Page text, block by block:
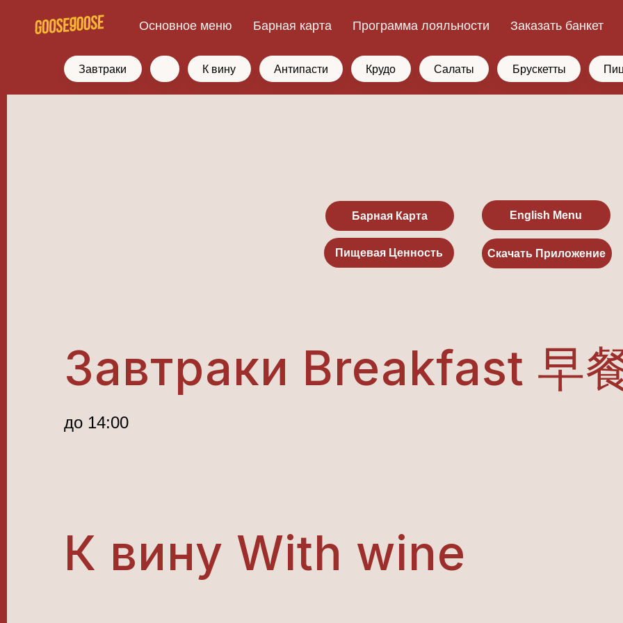
Основное меню Барная карта Программа лояльности Заказать банкет
Завтраки К вину Антипасти Крудо Салаты Брускетты
Пищевая Ценность Скачать Приложение
Барная Карта English Menu
Завтраки Breakfast 早
до 14:00
К вину With wine